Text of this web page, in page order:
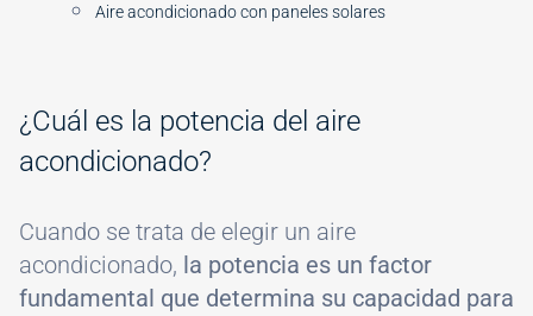
Aire acondicionado con paneles solares
¿Cuál es la potencia del aire
acondicionado?
Cuando se trata de elegir un aire
acondicionado, la potencia es un factor
fundamental que determina su capacidad para